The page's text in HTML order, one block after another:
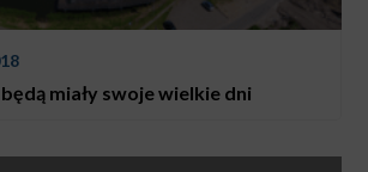
miały swoje wielkie dni